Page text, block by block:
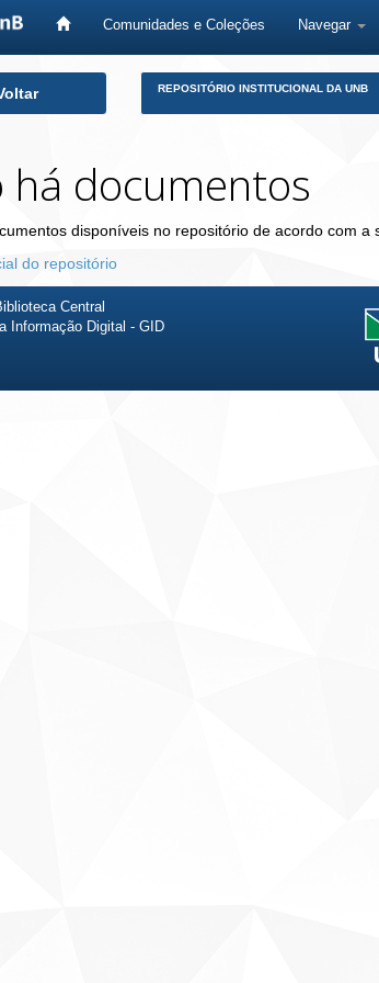
Comunidades e Coleções Navegar
REPOSITÓRIO INSTITUCIONAL DA UNB
há documentos
disponíveis no repositório de acordo com a
do repositório
Central
Informação Digital - GID